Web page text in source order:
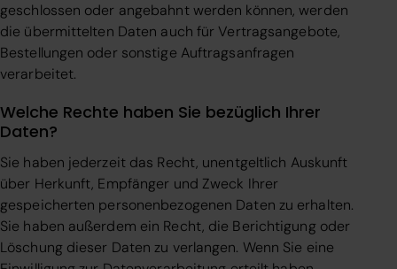
geschlossen oder angebahnt werden können, werden
die übermittelten Daten auch für Vertragsangebote,
Bestellungen oder sonstige Auftragsanfragen
verarbeitet.
Welche Rechte haben Sie bezüglich Ihrer
Daten?
Sie haben jederzeit das Recht, unentgeltlich Auskunft
über Herkunft, Empfänger und Zweck Ihrer
gespeicherten personenbezogenen Daten zu erhalten.
Sie haben außerdem ein Recht, die Berichtigung oder
Löschung dieser Daten zu verlangen. Wenn Sie eine